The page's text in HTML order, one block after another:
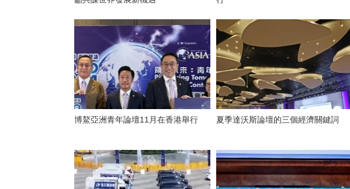
博鰲亞洲青年論壇11月在香港舉行 夏季達沃斯論壇的三個經濟關鍵詞